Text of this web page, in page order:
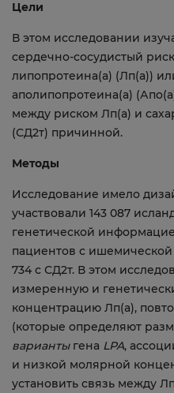
Цели
В этом исследовании
сердечно-сосудистый
липопротеина(а) (Лп(a))
аполипопротеина(a)
между риском Лп(a) и
(СД2т) причинной.
Методы
Исследование имело
участвовали 143 087
генетической
пациентов с
734 с СД2т. В этом
измеренную и
концентрацию Лп(а),
(которые определяют
вариантыгена LPA,
и низкой молярной
установить связь между